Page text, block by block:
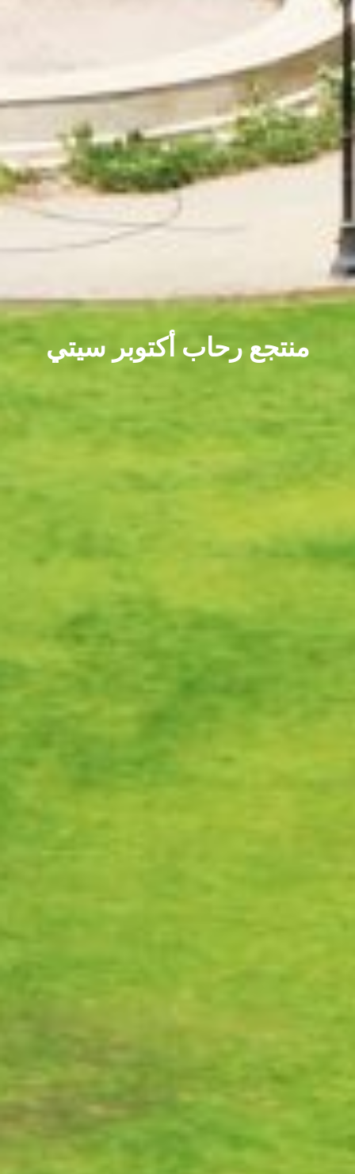
منتجع رحاب أكتوبر سيتي